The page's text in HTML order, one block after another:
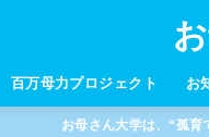
百万母力プロジェクト お
お母さん大学は、“孤